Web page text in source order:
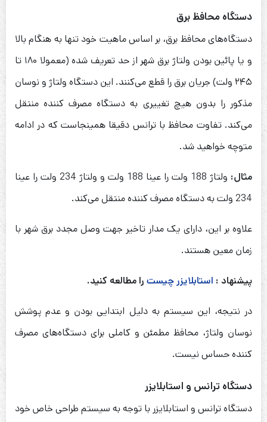
دستگاه محافظ برق
دستگاه‌های محافظ برق، بر اساس ماهیت خود تنها به‌ هنگام بالا
و یا پائین بودن ولتاژ برق شهر از حد تعریف شده (معمولا ۱۸۰ تا
۲۴۵ ولت) جریان برق را قطع می‌کنند. این دستگاه ولتاژ و نوسان
مذکور را بدون هیچ تغییری به دستگاه مصرف کننده منتقل
می‌کند. تفاوت محافظ با ترانس دقیقا همینجاست که در ادامه
متوچه خواهید شد.
مثال:
ولتاژ 188 ولت را عینا 188 ولت و ولتاژ 234 ولت را عینا
234 ولت به دستگاه مصرف کننده منتقل می‌کند.
علاوه بر این، دارای یک مدار تاخیر جهت وصل مجدد برق شهر با
زمان معین هستند.
پیشنهاد : استابلایزر چیست را مطالعه کنید.
در نتیجه، این سیستم به دلیل ابتدایی بودن و عدم پوشش
نوسان ولتاژ، محافظ مطمئن و کاملی برای دستگاه‌های مصرف
کننده حساس نیست.
دستگاه ترانس و استابلایزر
دستگاه ترانس‌ و استابلایزر با توجه به سیستم طراحی خاص خود